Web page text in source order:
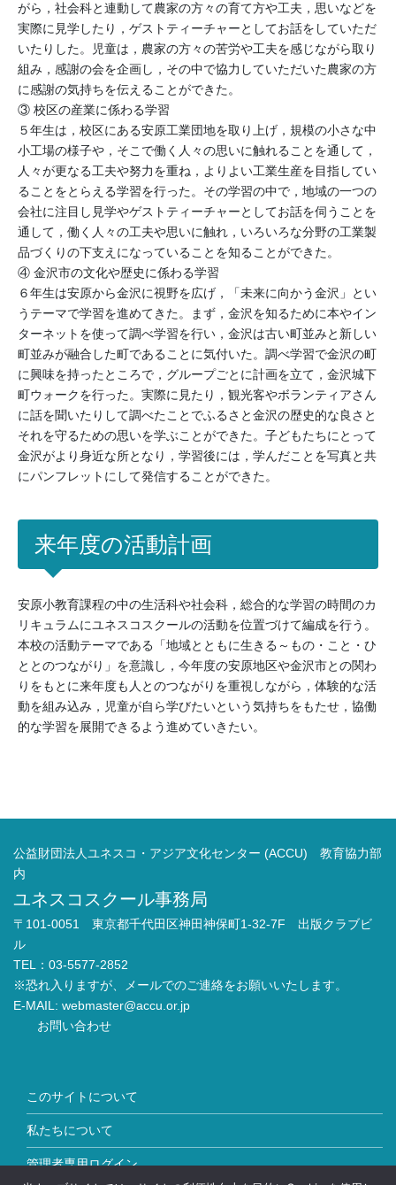
がら，社会科と連動して農家の方々の育て方や工夫，思いなどを
実際に見学したり，ゲストティーチャーとしてお話をしていただ
いたりした。児童は，農家の方々の苦労や工夫を感じながら取り
組み，感謝の会を企画し，その中で協力していただいた農家の方
に感謝の気持ちを伝えることができた。
③ 校区の産業に係わる学習
５年生は，校区にある安原工業団地を取り上げ，規模の小さな中
小工場の様子や，そこで働く人々の思いに触れることを通して，
人々が更なる工夫や努力を重ね，よりよい工業生産を目指してい
ることをとらえる学習を行った。その学習の中で，地域の一つの
会社に注目し見学やゲストティーチャーとしてお話を伺うことを
通して，働く人々の工夫や思いに触れ，いろいろな分野の工業製
品づくりの下支えになっていることを知ることができた。
④ 金沢市の文化や歴史に係わる学習
６年生は安原から金沢に視野を広げ，「未来に向かう金沢」とい
うテーマで学習を進めてきた。まず，金沢を知るために本やイン
ターネットを使って調べ学習を行い，金沢は古い町並みと新しい
町並みが融合した町であることに気付いた。調べ学習で金沢の町
に興味を持ったところで，グループごとに計画を立て，金沢城下
町ウォークを行った。実際に見たり，観光客やボランティアさん
に話を聞いたりして調べたことでふるさと金沢の歴史的な良さと
それを守るための思いを学ぶことができた。子どもたちにとって
金沢がより身近な所となり，学習後には，学んだことを写真と共
にパンフレットにして発信することができた。
来年度の活動計画
安原小教育課程の中の生活科や社会科，総合的な学習の時間のカ
リキュラムにユネスコスクールの活動を位置づけて編成を行う。
本校の活動テーマである「地域とともに生きる～もの・こと・ひ
ととのつながり」を意識し，今年度の安原地区や金沢市との関わ
りをもとに来年度も人とのつながりを重視しながら，体験的な活
動を組み込み，児童が自ら学びたいという気持ちをもたせ，協働
的な学習を展開できるよう進めていきたい。
公益財団法人ユネスコ・アジア文化センター (ACCU) 教育協力部
内
ユネスコスクール事務局
〒101-0051 東京都千代田区神田神保町1-32-7F 出版クラブビ
ル
TEL：03-5577-2852
※恐れ入りますが、メールでのご連絡をお願いいたします。
E-MAIL: webmaster@accu.or.jp
お問い合わせ
このサイトについて
私たちについて
管理者専用ログイン